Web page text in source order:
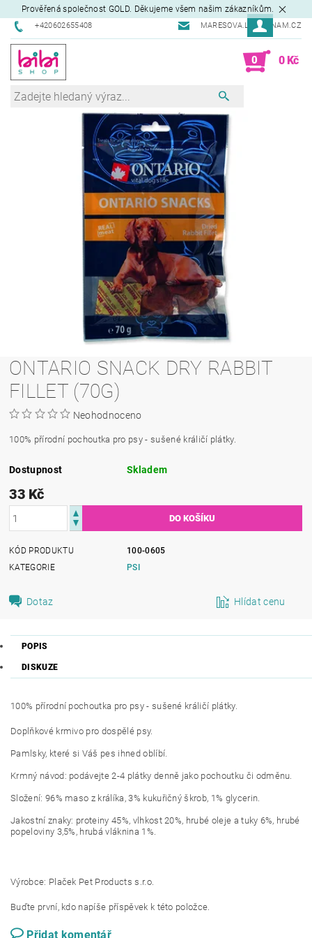
Prověřená společnost GOLD. Děkujeme všem našim zákazníkům.
+420602655408 MARESOVA.L@SEZNAM.CZ
0 0 Kč
ONTARIO SNACK DRY RABBIT
FILLET (70G)
Neohodnoceno
100% přírodní pochoutka pro psy - sušené králičí plátky.
Dostupnost Skladem
33 Kč
KÓD PRODUKTU
100-0605
KATEGORIE
PSI
Dotaz Hlídat cenu
POPIS
DISKUZE
100% přírodní pochoutka pro psy - sušené králičí plátky.
Doplňkové krmivo pro dospělé psy.
Pamlsky, které si Váš pes ihned oblíbí.
Krmný návod: podávejte 2-4 plátky denně jako pochoutku či odměnu.
Složení: 96% maso z králíka, 3% kukuřičný škrob, 1% glycerin.
Jakostní znaky: proteiny 45%, vlhkost 20%, hrubé oleje a tuky 6%, hrubé
popeloviny 3,5%, hrubá vláknina 1%.
Výrobce: Plaček Pet Products s.r.o.
Buďte první, kdo napíše příspěvek k této položce.
Přidat komentář